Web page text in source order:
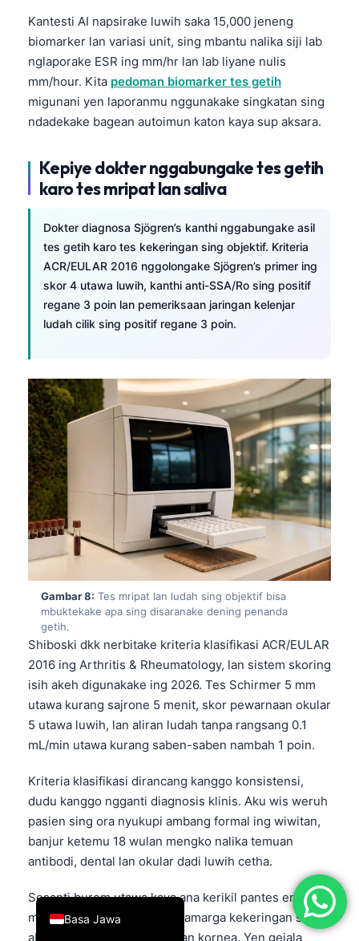
Kantesti AI napsirake luwih saka 15,000 jeneng
biomarker lan variasi unit, sing mbantu nalika siji lab
nglaporake ESR ing mm/hr lan lab liyane nulis
mm/hour. Kita pedoman biomarker tes getih
migunani yen laporanmu nggunakake singkatan sing
ndadekake bagean autoimun katon kaya sup aksara.
Kepiye dokter nggabungake tes getih
karo tes mripat lan saliva
Dokter diagnosa Sjögren’s kanthi nggabungake asil
tes getih karo tes kekeringan sing objektif. Kriteria
ACR/EULAR 2016 nggolongake Sjögren’s primer ing
skor 4 utawa luwih, kanthi anti-SSA/Ro sing positif
regane 3 poin lan pemeriksaan jaringan kelenjar
ludah cilik sing positif regane 3 poin.
Gambar 8: Tes mripat lan ludah sing objektif bisa
mbuktekake apa sing disaranake dening penanda
getih.
Shiboski dkk nerbitake kriteria klasifikasi ACR/EULAR
2016 ing Arthritis & Rheumatology, lan sistem skoring
isih akeh digunakake ing 2026. Tes Schirmer 5 mm
utawa kurang sajrone 5 menit, skor pewarnaan okular
5 utawa luwih, lan aliran ludah tanpa rangsang 0.1
mL/min utawa kurang saben-saben nambah 1 poin.
Kriteria klasifikasi dirancang kanggo konsistensi,
dudu kanggo ngganti diagnosis klinis. Aku wis weruh
pasien sing ora nyukupi ambang formal ing wiwitan,
banjur ketemu 18 wulan mengko nalika temuan
antibodi, dental lan okular dadi luwih cetha.
Sesanti burem utawa kaya ana kerikil pantes entuk
masukan saka dokter mata, amarga kekeringan sing
abot bisa ngrusak permukaan kornea. Yen gejala
Basa Jawa
English
Deutsch
العربية
Français
עִבְרִית
Español
Português
Ελληνικά
Türkçe
Română
简体中文
Български
Dansk
Nederlands
हिन्दी
Bahasa Indonesia
Հայերեն
Íslenska
Bosanski
Azərbaycan dili
Eesti
日本語
ქართული
Lietuvių kalba
Polski
Slovenščina
Magyar